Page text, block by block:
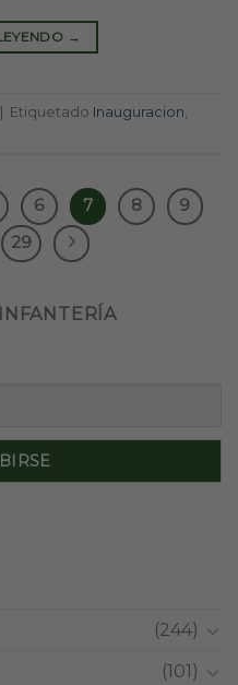
→
| Etiquetado Inauguracion
6 7 8
9
29
(244)
(101)